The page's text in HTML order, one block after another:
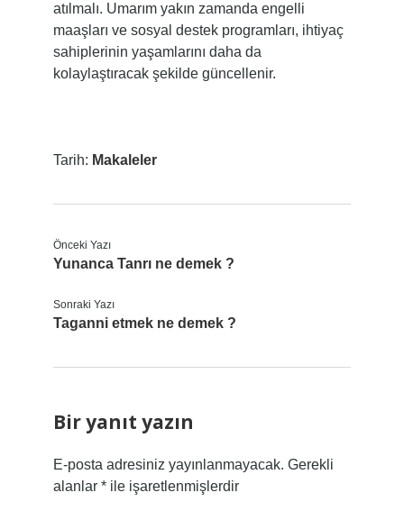
atılmalı. Umarım yakın zamanda engelli
maaşları ve sosyal destek programları, ihtiyaç
sahiplerinin yaşamlarını daha da
kolaylaştıracak şekilde güncellenir.
Tarih: Makaleler
Önceki Yazı
Yunanca Tanrı ne demek ?
Sonraki Yazı
Taganni etmek ne demek ?
Bir yanıt yazın
E-posta adresiniz yayınlanmayacak. Gerekli
alanlar *ile işaretlenmişlerdir